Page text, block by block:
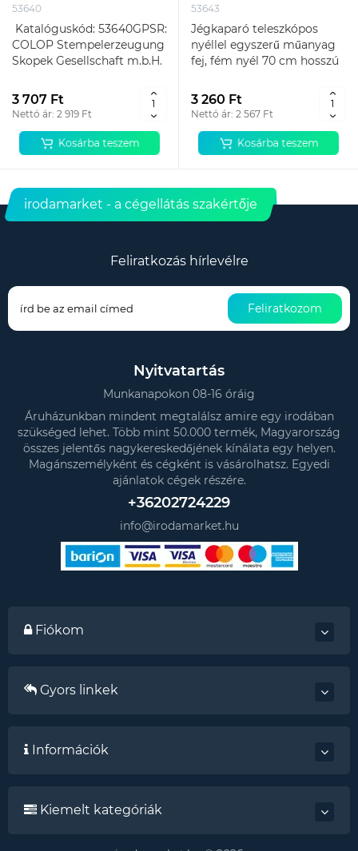
53640
Katalóguskód: 53640GPSR:
COLOP Stempelerzeugung
Skopek Gesellschaft m.b.H.
3 707 Ft
Nettó ár: 2 919 Ft
Kosárba teszem
53643
Jégkaparó teleszkópos
nyéllel egyszerű műanyag
fej, fém nyél 70 cm hosszú
3 260 Ft
Nettó ár: 2 567 Ft
Kosárba teszem
irodamarket - a cégellátás szakértője
Feliratkozás hírlevélre
Feliratkozom
Nyitvatartás
Munkanapokon 08-16 óráig
Áruházunkban mindent megtalálsz amire egy irodában
szükséged lehet. Több mint 50.000 termék, Magyarország
összes jelentős nagykereskedőjének kínálata egy helyen.
Magánszemélyként és cégként is vásárolhatsz. Egyedi
ajánlatok cégek részére.
+36202724229
info@irodamarket.hu
Fiókom
Gyors linkek
Információk
Kiemelt kategóriák